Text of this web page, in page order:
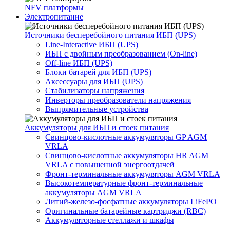
NFV платформы
Электропитание
Источники бесперебойного питания ИБП (UPS)
Line-Interactive ИБП (UPS)
ИБП с двойным преобразованием (On-line)
Off-line ИБП (UPS)
Блоки батарей для ИБП (UPS)
Аксессуары для ИБП (UPS)
Стабилизаторы напряжения
Инверторы преобразователи напряжения
Выпрямительные устройства
Аккумуляторы для ИБП и стоек питания
Свинцово-кислотные аккумуляторы GP AGM
VRLA
Свинцово-кислотные аккумуляторы HR AGM
VRLA с повышенной энергоотдачей
Фронт-терминальные аккумуляторы AGM VRLA
Высокотемпературные фронт-терминальные
аккумуляторы AGM VRLA
Литий-железо-фосфатные аккумуляторы LiFePO
Оригинальные батарейные картриджи (RBC)
Аккумуляторные стеллажи и шкафы